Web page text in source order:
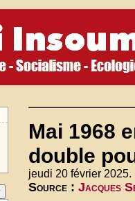
Mai 1968
double
jeudi 20 février 2025.
Source : Jacques